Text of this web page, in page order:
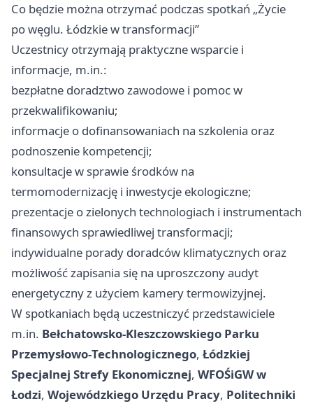
Co będzie można otrzymać podczas spotkań „Życie
po węglu. Łódzkie w transformacji”
Uczestnicy otrzymają praktyczne wsparcie i
informacje, m.in.:
bezpłatne doradztwo zawodowe i pomoc w
przekwalifikowaniu;
informacje o dofinansowaniach na szkolenia oraz
podnoszenie kompetencji;
konsultacje w sprawie środków na
termomodernizację i inwestycje ekologiczne;
prezentacje o zielonych technologiach i instrumentach
finansowych sprawiedliwej transformacji;
indywidualne porady doradców klimatycznych oraz
możliwość zapisania się na uproszczony audyt
energetyczny z użyciem kamery termowizyjnej.
W spotkaniach będą uczestniczyć przedstawiciele
m.in. Bełchatowsko-Kleszczowskiego Parku
Przemysłowo‑Technologicznego, Łódzkiej
Specjalnej Strefy Ekonomicznej, WFOŚiGW w
Łodzi, Wojewódzkiego Urzędu Pracy, Politechniki